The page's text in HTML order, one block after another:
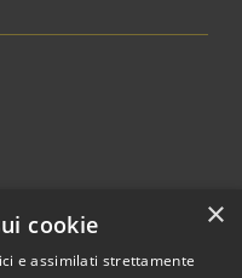
×
cookie
e assimilati strettamente